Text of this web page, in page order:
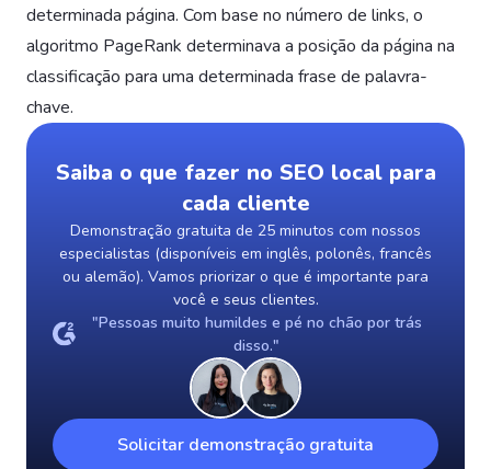
determinada página. Com base no número de links, o
algoritmo PageRank determinava a posição da página na
classificação para uma determinada frase de palavra-
chave.
Saiba o que fazer no SEO local para
cada cliente
Demonstração gratuita de 25 minutos com nossos
especialistas (disponíveis em inglês, polonês, francês
ou alemão). Vamos priorizar o que é importante para
você e seus clientes.
"Pessoas muito humildes e pé no chão por trás
disso."
Solicitar demonstração gratuita